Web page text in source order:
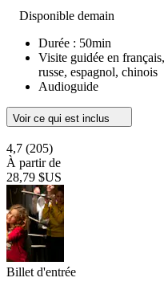
Disponible demain
Durée : 50min
Visite guidée en
russe, espagnol, chinois
Audioguide
Voir ce qui est inclus
4,7 (205)
À partir de
28,79 $US
Billet d'entrée